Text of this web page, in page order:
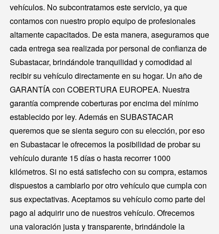
vehículos. No subcontratamos este servicio, ya que
contamos con nuestro propio equipo de profesionales
altamente capacitados. De esta manera, aseguramos que
cada entrega sea realizada por personal de confianza de
Subastacar, brindándole tranquilidad y comodidad al
recibir su vehículo directamente en su hogar. Un año de
GARANTÍA con COBERTURA EUROPEA. Nuestra
garantía comprende coberturas por encima del mínimo
establecido por ley. Además en SUBASTACAR
queremos que se sienta seguro con su elección, por eso
en Subastacar le ofrecemos la posibilidad de probar su
vehículo durante 15 días o hasta recorrer 1000
kilómetros. Si no está satisfecho con su compra, estamos
dispuestos a cambiarlo por otro vehículo que cumpla con
sus expectativas. Aceptamos su vehículo como parte del
pago al adquirir uno de nuestros vehículo. Ofrecemos
una valoración justa y transparente, brindándole la